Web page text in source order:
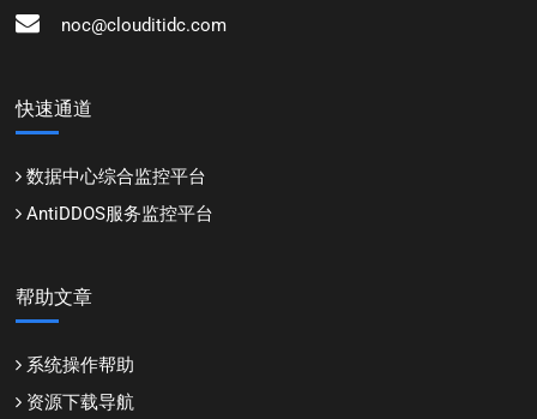
noc@clouditidc.com
快速通道
数据中心综合监控平台
AntiDDOS服务监控平台
帮助文章
系统操作帮助
资源下载导航